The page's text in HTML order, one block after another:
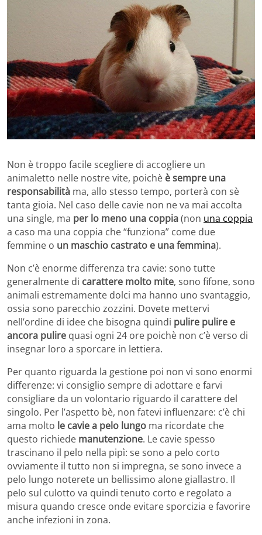
Non è troppo facile scegliere di accogliere un
animaletto nelle nostre vite, poichè è sempre una
responsabilità ma, allo stesso tempo, porterà con sè
tanta gioia. Nel caso delle cavie non ne va mai accolta
una single, ma per lo meno una coppia(non una coppia
a caso ma una coppia che “funziona” come due
femmine o un maschio castrato e una femmina).
Non c’è enorme differenza tra cavie: sono tutte
generalmente di carattere molto mite, sono fifone, sono
animali estremamente dolci ma hanno uno svantaggio,
ossia sono parecchio zozzini. Dovete mettervi
nell’ordine di idee che bisogna quindi pulire pulire e
ancora pulire quasi ogni 24 ore poichè non c’è verso di
insegnar loro a sporcare in lettiera.
Per quanto riguarda la gestione poi non vi sono enormi
differenze: vi consiglio sempre di adottare e farvi
consigliare da un volontario riguardo il carattere del
singolo. Per l’aspetto bè, non fatevi influenzare: c’è chi
ama molto le cavie a pelo lungo ma ricordate che
questo richiede manutenzione. Le cavie spesso
trascinano il pelo nella pipì: se sono a pelo corto
ovviamente il tutto non si impregna, se sono invece a
pelo lungo noterete un bellissimo alone giallastro. Il
pelo sul culotto va quindi tenuto corto e regolato a
misura quando cresce onde evitare sporcizia e favorire
anche infezioni in zona.